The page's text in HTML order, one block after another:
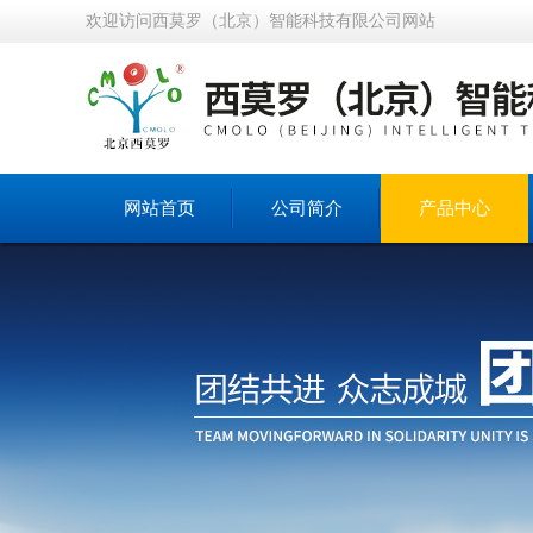
欢迎访问西莫罗（北京）智能科技有限公司网站
网站首页 公司简介 产品中心